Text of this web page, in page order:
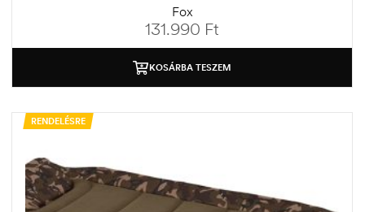
Fox
131.990 Ft
KOSÁRBA TESZEM
RENDELÉSRE